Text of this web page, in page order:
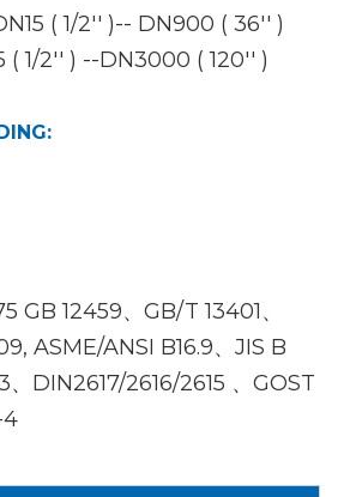
( 1/2'' )-- DN900 ( 36'' )
( 1/2'' ) --DN3000 ( 120'' )
GB 12459、GB/T 13401、
ASME/ANSI B16.9、JIS B
、DIN2617/2616/2615 、GOST
4